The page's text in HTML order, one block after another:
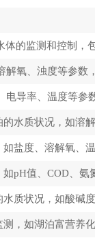
的监测和控制，
氧、浊度等参数
导率、温度等参
水质状况，如溶
盐度、溶解氧、
pH值、COD、氨
质状况，如酸碱
，如湖泊富营养